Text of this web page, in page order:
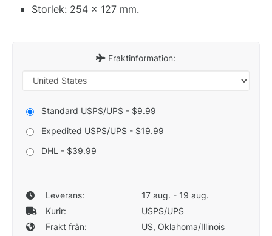
Storlek: 254 x 127 mm.
Fraktinformation:
Standard USPS/UPS - $9.99
Expedited USPS/UPS - $19.99
DHL - $39.99
Leverans:
17 aug. - 19 aug.
Kurir:
USPS/UPS
Frakt från:
US, Oklahoma/Illinois